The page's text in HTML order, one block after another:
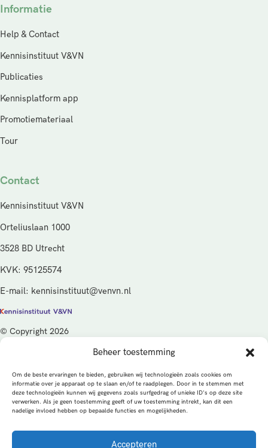
Beheer toestemming
Om de beste ervaringen te bieden, gebruiken wij technologieën zoals cookies om
informatie over je apparaat op te slaan en/of te raadplegen. Door in te stemmen met
deze technologieën kunnen wij gegevens zoals surfgedrag of unieke ID's op deze site
verwerken. Als je geen toestemming geeft of uw toestemming intrekt, kan dit een
nadelige invloed hebben op bepaalde functies en mogelijkheden.
Accepteren
Informatie
Help & Contact
Kennisinstituut V&VN
Publicaties
Kennisplatform app
Promotiemateriaal
Tour
Contact
Kennisinstituut V&VN
Orteliuslaan 1000
3528 BD Utrecht
KVK: 95125574
E-mail: kennisinstituut@venvn.nl
© Copyright 2026
De activiteiten van het Kennisinstituut V&VN worden gefinancierd
vanuit de kwaliteitsgelden van het ministerie van Volksgezondheid,
Welzijn en Sport (VWS), beheerd door ZonMw.
PrivacybeleidCookiesAlgemene voorwaarden